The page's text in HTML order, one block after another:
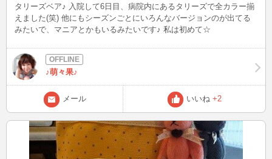
タリーズベア♪ 入院して6日目、病院内にあるタリーズで全カラー揃
えました(笑) 他にもシーズンごとにいろんなバージョンのが出てる
みたいで、マニアとかもいるみたいです♪ 私は初めて☆
♪萌々果♪
メール いいね +2